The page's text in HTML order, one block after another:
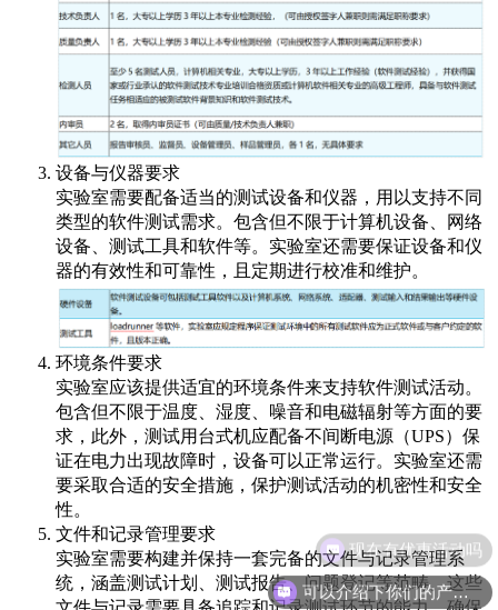
设备与仪器要求
实验室需要配备适当的测试设备和仪器，用以支持不同
类型的软件测试需求。包含但不限于计算机设备、网络
设备、测试工具和软件等。实验室还需要保证设备和仪
器的有效性和可靠性，且定期进行校准和维护。
环境条件要求
实验室应该提供适宜的环境条件来支持软件测试活动。
包含但不限于温度、湿度、噪音和电磁辐射等方面的要
求，此外，测试用台式机应配备不间断电源（UPS）保
证在电力出现故障时，设备可以正常运行。实验室还需
要采取合适的安全措施，保护测试活动的机密性和安全
性。
文件和记录管理要求
实验室需要构建并保持一套完备的文件与记录管理系
统，涵盖测试计划、测试报告、问题登记等范畴。这些
可以介绍下你们的产品么
现在有优惠活动吗